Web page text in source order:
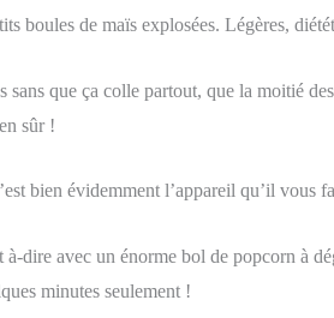
boules de maïs explosées. Légères,
que ça colle partout, que la moitié
sûr !
bien évidemment l’appareil qu’il vous
dire avec un énorme bol de popcorn à
minutes seulement !